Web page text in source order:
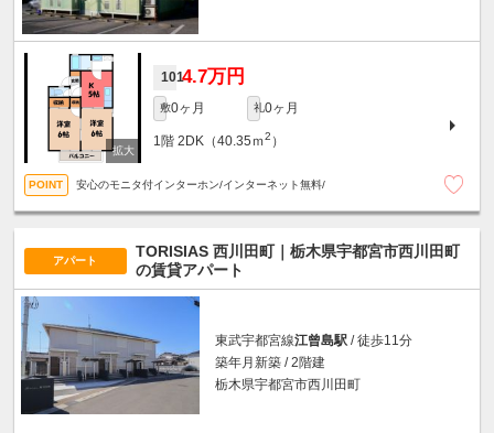
1014.7万円
敷0ヶ月 礼0ヶ月
1階 2DK（40.35ｍ2 ）
安心のモニタ付インターホン/インターネット無料/
アパート
TORISIAS 西川田町｜栃木県宇都宮市西川田町
の賃貸アパート
東武宇都宮線江曾島駅 / 徒歩11分
築年月新築 / 2階建
栃木県宇都宮市西川田町